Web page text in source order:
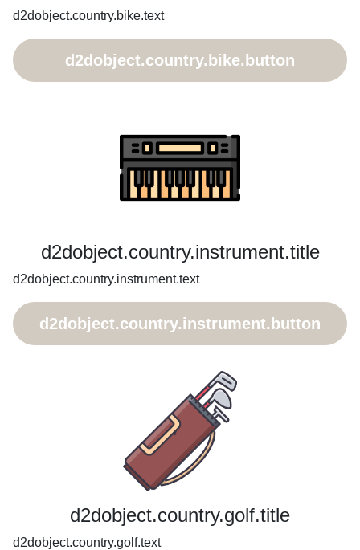
d2dobject.country.bike.text
d2dobject.country.bike.button
d2dobject.country.instrument.title
d2dobject.country.instrument.text
d2dobject.country.instrument.button
d2dobject.country.golf.title
d2dobject.country.golf.text